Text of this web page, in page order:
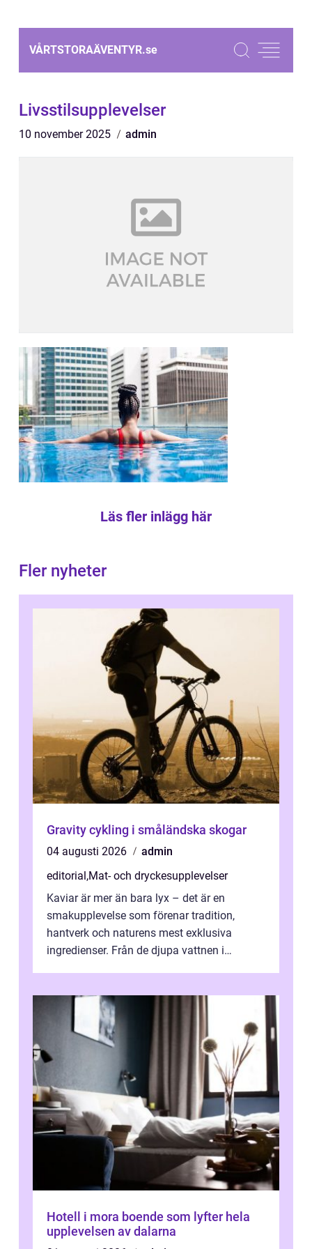
VÅRTSTORAÄVENTYR.se
Livsstilsupplevelser
10 november 2025 admin
Läs fler inlägg här
Fler nyheter
Gravity cykling i småländska skogar
04 augusti 2026
admin
editorial,Mat- och dryckesupplevelser
Kaviar är mer än bara lyx – det är en
smakupplevelse som förenar tradition,
hantverk och naturens mest exklusiva
ingredienser. Från de djupa vattnen i
Hotell i mora boende som lyfter hela
upplevelsen av dalarna